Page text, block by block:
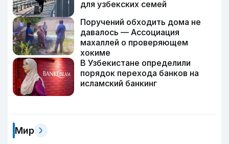
для узбекских семей
Поручений обходить дома не
давалось — Ассоциация
махаллей о проверяющем
хокиме
В Узбекистане определили
порядок перехода банков на
исламский банкинг
Мир